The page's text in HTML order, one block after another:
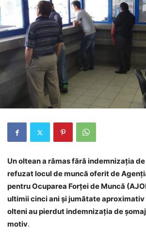
Un oltean a rămas fără indemnizaţia
refuzat locul de muncă oferit de
pentru Ocuparea Forţei de Muncă
ultimii cinci ani şi jumătate aproximativ
olteni au pierdut indemnizaţia de
motiv.